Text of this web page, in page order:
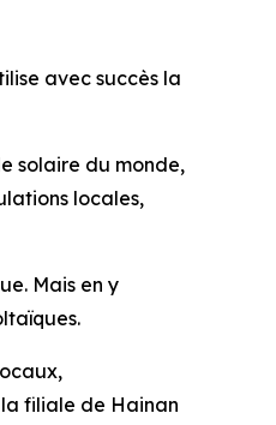
avec succès la
solaire du monde,
locales,
Mais en y
filiale de Hainan